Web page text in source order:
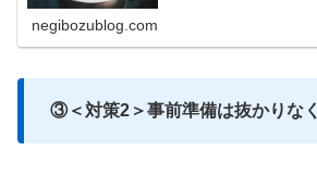
negibozublog.com
③＜対策2＞事前準備は抜かりなく